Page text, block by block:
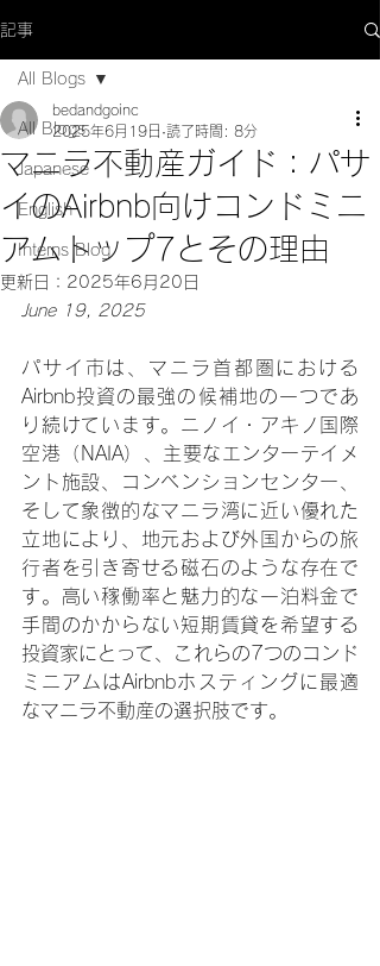
記事
All Blogs
Japanese
English
Interns Blog
All Blogs
マニラ不動産ガイド：パサ
イのAirbnb向けコンドミニ
アムトップ7とその理由
bedandgoinc
2025年6月19日 読了時間: 8分
更新日： 2025年6月20日
June 19, 2025
パサイ市は、マニラ首都圏における
Airbnb投資の最強の候補地の一つであ
り続けています。ニノイ・アキノ国際
空港（NAIA）、主要なエンターテイメ
ント施設、コンベンションセンター、
そして象徴的なマニラ湾に近い優れた
立地により、地元および外国からの旅
行者を引き寄せる磁石のような存在で
す。高い稼働率と魅力的な一泊料金で
手間のかからない短期賃貸を希望する
投資家にとって、これらの7つのコンド
ミニアムはAirbnbホスティングに最適
なマニラ不動産の選択肢です。